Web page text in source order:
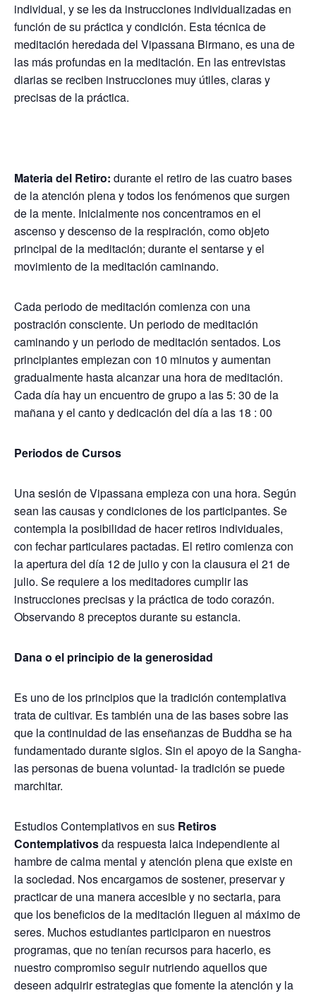
individual, y se les da instrucciones individualizadas en
función de su práctica y condición. Esta técnica de
meditación heredada del Vipassana Birmano, es una de
las más profundas en la meditación. En las entrevistas
diarias se reciben instrucciones muy útiles, claras y
precisas de la práctica.
Materia del Retiro: durante el retiro de las cuatro bases
de la atención plena y todos los fenómenos que surgen
de la mente. Inicialmente nos concentramos en el
ascenso y descenso de la respiración, como objeto
principal de la meditación; durante el sentarse y el
movimiento de la meditación caminando.
Cada periodo de meditación comienza con una
postración consciente. Un periodo de meditación
caminando y un periodo de meditación sentados. Los
principiantes empiezan con 10 minutos y aumentan
gradualmente hasta alcanzar una hora de meditación.
Cada día hay un encuentro de grupo a las 5: 30 de la
mañana y el canto y dedicación del día a las 18 : 00
Periodos de Cursos
Una sesión de Vipassana empieza con una hora. Según
sean las causas y condiciones de los participantes. Se
contempla la posibilidad de hacer retiros individuales,
con fechar particulares pactadas. El retiro comienza con
la apertura del día 12 de julio y con la clausura el 21 de
julio. Se requiere a los meditadores cumplir las
instrucciones precisas y la práctica de todo corazón.
Observando 8 preceptos durante su estancia.
Dana o el principio de la generosidad
Es uno de los principios que la tradición contemplativa
trata de cultivar. Es también una de las bases sobre las
que la continuidad de las enseñanzas de Buddha se ha
fundamentado durante siglos. Sin el apoyo de la Sangha-
las personas de buena voluntad- la tradición se puede
marchitar.
Estudios Contemplativos en sus Retiros
Contemplativosda respuesta laica independiente al
hambre de calma mental y atención plena que existe en
la sociedad. Nos encargamos de sostener, preservar y
practicar de una manera accesible y no sectaria, para
que los beneficios de la meditación lleguen al máximo de
seres. Muchos estudiantes participaron en nuestros
programas, que no tenían recursos para hacerlo, es
nuestro compromiso seguir nutriendo aquellos que
deseen adquirir estrategias que fomente la atención y la